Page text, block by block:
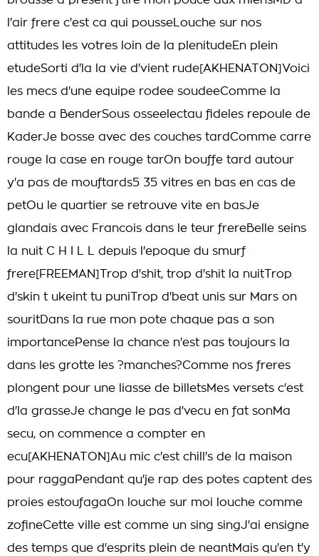
l'air frere c'est ca qui pousseLouche sur nos
attitudes les votres loin de la plenitudeEn plein
etudeSorti d'la la vie d'vient rude[AKHENATON]Voici
les mecs d'une equipe rodee soudeeComme la
bande a BenderSous osseelectau fideles repoule de
KaderJe bosse avec des couches tardComme carre
rouge la case en rouge tarOn bouffe tard autour
y'a pas de mouftards5 35 vitres en bas en cas de
petOu le quartier se retrouve vite en basJe
glandais avec Francois dans le teur frereBelle seins
la nuit C H I L L depuis l'epoque du smurf
frere[FREEMAN]Trop d'shit, trop d'shit la nuitTrop
d'skin t ukeint tu puniTrop d'beat unis sur Mars on
souritDans la rue mon pote chaque pas a son
importancePense la chance n'est pas toujours la
dans les grotte les ?manches?Comme nos freres
plongent pour une liasse de billetsMes versets c'est
d'la grasseJe change le pas d'vecu en fat sonMa
secu, on commence a compter en
ecu[AKHENATON]Au mic c'est chill's de la maison
pour raggaPendant qu'je rap des potes captent des
proies estoufagaOn louche sur moi louche comme
zofineCette ville est comme un sing singJ'ai ensigne
des temps que d'esprits plein de neantMais qu'en t'y